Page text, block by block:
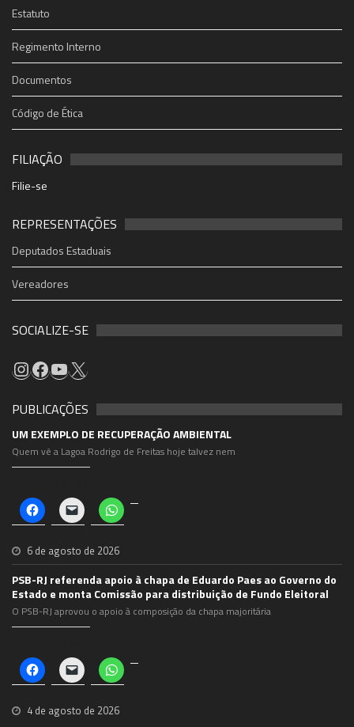
Estatuto
Regimento Interno
Documentos
Código de Ética
FILIAÇÃO
Filie-se
REPRESENTAÇÕES
Deputados Estaduais
Vereadores
SOCIALIZE-SE
PUBLICAÇÕES
UM EXEMPLO DE RECUPERAÇÃO AMBIENTAL
Quem vê a Lagoa Rodrigo de Freitas hoje talvez nem
Clique
para
compartilhar
Facebook(abre
em
nova
janela)
Clique
para
enviar
link
por
e-
mail
para
um
amigo(abre
nova
Clique
para
compartilhar
WhatsApp(abre
nova
janela)
6 de agosto de 2026
PSB-RJ referenda apoio à chapa de Eduardo Paes ao Governo do
Estado e monta Comissão para distribuição de Fundo Eleitoral
O PSB-RJ aprovou o apoio à composição da chapa majoritária
Clique
para
compartilhar
Facebook(abre
em
Clique
para
enviar
link
por
Clique
para
compartilhar
WhatsApp(abre
4 de agosto de 2026